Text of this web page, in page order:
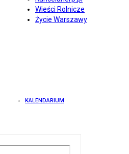
Wieści Rolnicze
Życie Warszawy
KALENDARIUM